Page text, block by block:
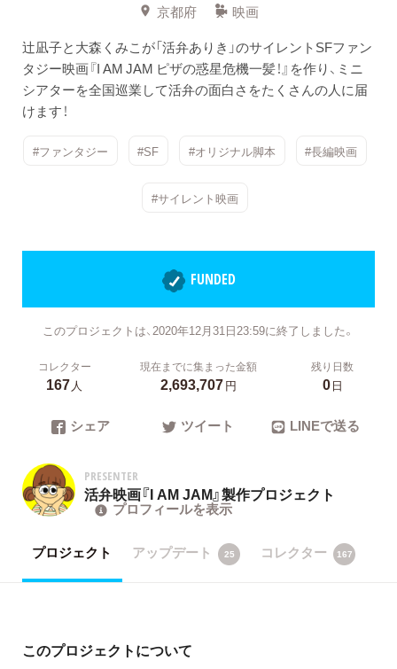
京都府
映画
辻凪子と大森くみこが「活弁ありき」のサイレントSFファン
タジー映画『I AM JAM ピザの惑星危機一髪！』を作り、ミニ
シアターを全国巡業して活弁の面白さをたくさんの人に届
けます！
#ファンタジー #SF #オリジナル脚本 #長編映画
#サイレント映画
FUNDED
このプロジェクトは、2020年12月31日23:59に終了しました。
コレクター
167人
現在までに集まった金額
2,693,707円
残り日数
0日
シェア ツイート LINEで送る
PRESENTER
活弁映画『I AM JAM』製作プロジェクト
プロフィールを表示
プロジェクト アップデート 25 コレクター 167
このプロジェクトについて